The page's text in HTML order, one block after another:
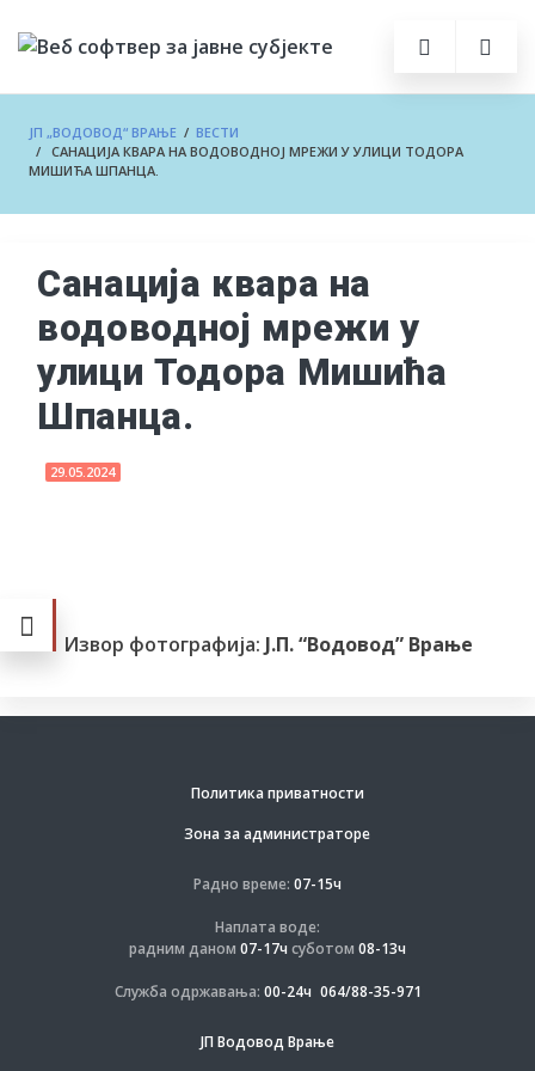
ЈП „ВОДОВОД“ ВРАЊЕ / ВЕСТИ
/ САНАЦИЈА КВАРА НА ВОДОВОДНОЈ МРЕЖИ У УЛИЦИ ТОДОРА
МИШИЋА ШПАНЦА.
Санација квара на
водоводној мрежи у
улици Тодора Мишића
Шпанца.
29.05.2024
Извор фотографија: Ј.П. “Водовод” Врање
Политика приватности
Зона за администраторе
Радно време: 07-15ч
Наплата воде:
радним даном 07-17ч суботом 08-13ч
Служба одржавања: 00-24ч 064/88-35-971
ЈП Водовод Врање